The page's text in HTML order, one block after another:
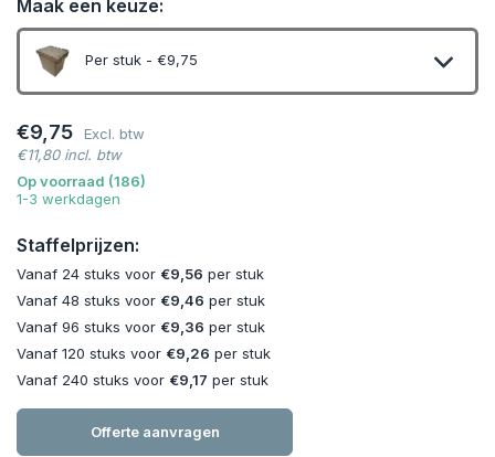
Maak een keuze:
Per stuk - €9,75
€9,75
Excl. btw
€11,80 incl. btw
Op voorraad (186)
1-3 werkdagen
Staffelprijzen:
Vanaf 24 stuks voor €9,56 per stuk
Vanaf 48 stuks voor €9,46 per stuk
Vanaf 96 stuks voor €9,36 per stuk
Vanaf 120 stuks voor €9,26 per stuk
Vanaf 240 stuks voor €9,17 per stuk
Offerte aanvragen